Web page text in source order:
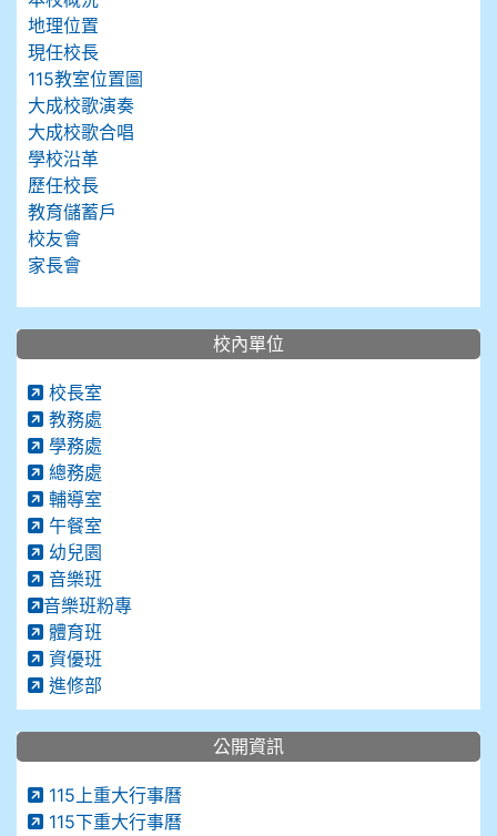
地理位置
現任校長
115教室位置圖
大成校歌演奏
大成校歌合唱
學校沿革
歷任校長
教育儲蓄戶
校友會
家長會
校內單位
校長室
教務處
學務處
總務處
輔導室
午餐室
幼兒園
音樂班
音樂班粉專
體育班
資優班
進修部
公開資訊
115上重大行事曆
115下重大行事曆